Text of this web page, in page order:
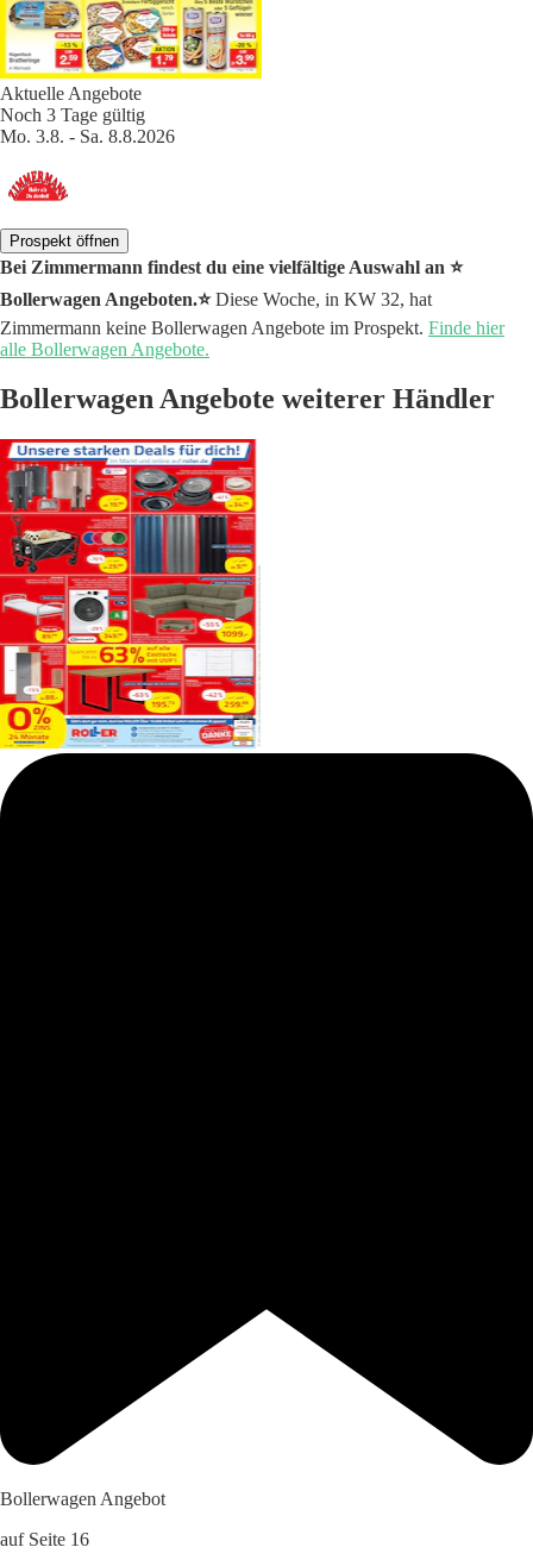
Aktuelle Angebote
Noch 3 Tage gültig
Mo. 3.8. - Sa. 8.8.2026
Prospekt öffnen
Bei Zimmermann findest du eine vielfältige Auswahl an ⭐️
Bollerwagen Angeboten.⭐️Diese Woche, in KW 32, hat
Zimmermann keine Bollerwagen Angebote im Prospekt. Finde hier
alle Bollerwagen Angebote.
Bollerwagen Angebote weiterer Händler
Bollerwagen Angebot
auf Seite 16